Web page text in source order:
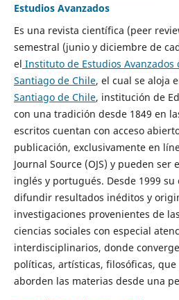
Estudios Avanzados
Es una revista científica (peer
semestral (junio y diciembre de
el Instituto de Estudios Avanzados
Santiago de Chile, el cual se aloja
Santiago de Chile, institución de
con una tradición desde 1849 en
escritos cuentan con acceso
publicación, exclusivamente en
Journal Source (OJS) y pueden ser
inglés y portugués. Desde 1999
difundir resultados inéditos y
investigaciones provenientes de
ciencias sociales con especial
interdisciplinarios, donde
políticas, artísticas, filosóficas,
aborden las materias desde una